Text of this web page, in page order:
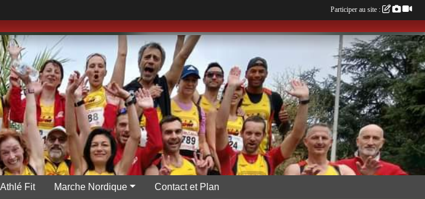
Athlé Fit Marche Nordique Contact et Plan
Participer au site :